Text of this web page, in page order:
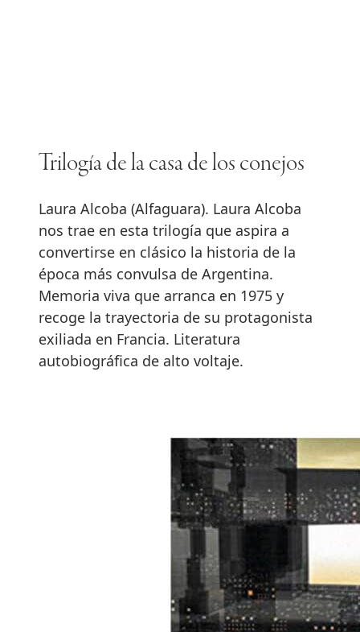
Trilogía de la casa de los conejos
Laura Alcoba (Alfaguara). Laura Alcoba
nos trae en esta trilogía que aspira a
convertirse en clásico la historia de la
época más convulsa de Argentina.
Memoria viva que arranca en 1975 y
recoge la trayectoria de su protagonista
exiliada en Francia. Literatura
autobiográfica de alto voltaje.